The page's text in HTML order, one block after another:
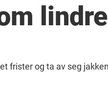
frister og ta av seg